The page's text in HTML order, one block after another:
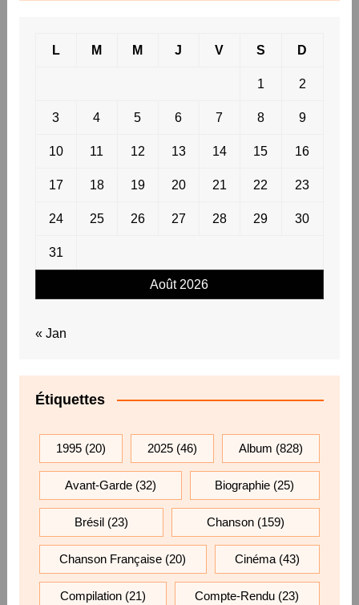
Août 2026
L M M J V S D
1 2
3 4 5 6 7 8 9
10 11 12 13 14 15 16
17 18 19 20 21 22 23
24 25 26 27 28 29 30
31
« Jan
Étiquettes
1995(20) 2025 (46) Album (828)
Avant-Garde(32) Biographie (25)
Brésil(23) Chanson (159)
Chanson Française (20) Cinéma(43)
Compilation(21) Compte-Rendu (23)